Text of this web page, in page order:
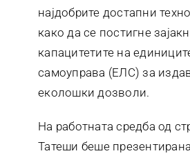
најдобрите достапни
како да се постигне
капацитетите на
самоуправа (ЕЛС) за
еколошки дозволи.
На работната средба од
Татеши беше презентирана